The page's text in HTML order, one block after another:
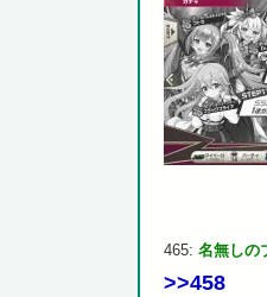
465: 名無しの
>>458